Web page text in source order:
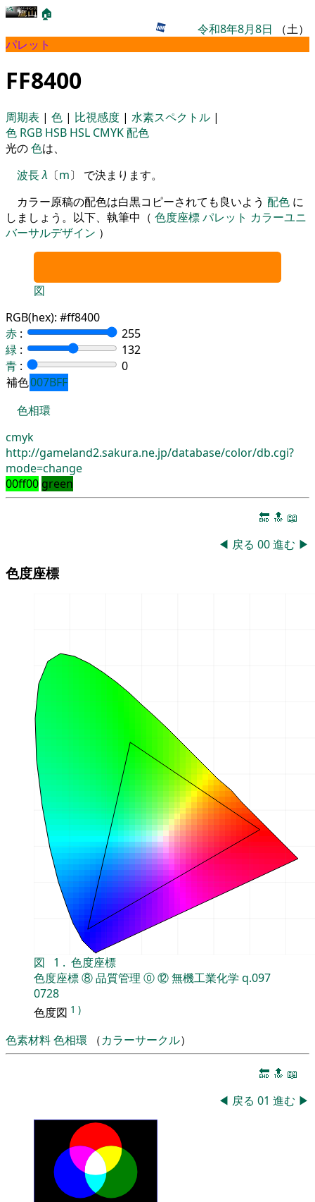
🏠
令和8年8月8日 （土）
パレット
FF8400
周期表 | 色 | 比視感度 | 水素スペクトル |
色 RGB HSB HSL CMYK配色
光の色は、
波長λ 〔m〕 で決まります。
カラー原稿の配色は白黒コピーされても良いよう 配色 に
しましょう。以下、執筆中（ 色度座標パレット カラーユニ
バーサルデザイン ）
図
RGB(hex): #ff8400
赤 :
255
緑 :
132
青 :
0
補色007BFF
色相環
cmyk
http://gameland2.sakura.ne.jp/database/color/db.cgi?
mode=change
00ff00 green
🔚 🔝 📖
◀ 戻る 00進む ▶
色度座標
図 1 . 色度座標
色度座標⑧品質管理 ⓪⑫無機工業化学 q.097
0728
色度図 1 )
色素材料色相環 （カラーサークル）
🔚 🔝 📖
◀ 戻る 01 進む ▶